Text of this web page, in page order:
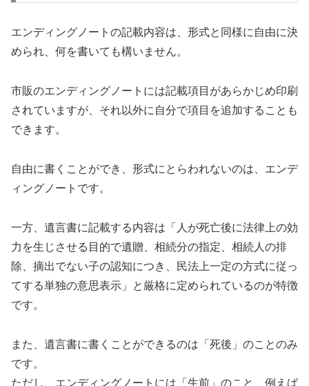
エンディングノートの記載内容は、形式と同様に自由に決
められ、何を書いても構いません。
市販のエンディングノートには記載項目があらかじめ印刷
されていますが、それ以外に自分で項目を追加することも
できます。
自由に書くことができ、形式にとらわれないのは、エンデ
ィングノートです。
一方、遺言書に記載する内容は「人が死亡後に法律上の効
力を生じさせる目的で遺贈、相続分の指定、相続人の排
除、摘出でない子の認知につき、民法上一定の方式に従っ
てする単独の意思表示」と厳格に定められているのが特徴
です。
また、遺言書に書くことができるのは「死後」のことのみ
です。
ただし、エンディングノートには「生前」のこと、例えば